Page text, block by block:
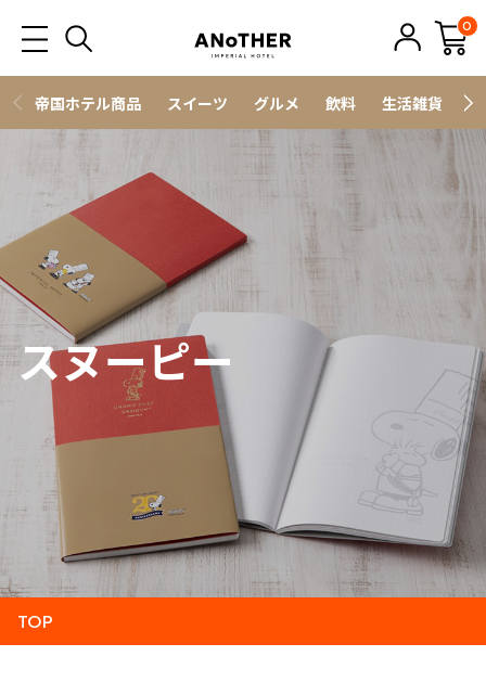
0
帝国ホテル商品 スイーツ グルメ 飲料 生活雑貨
スヌーピー
TOP